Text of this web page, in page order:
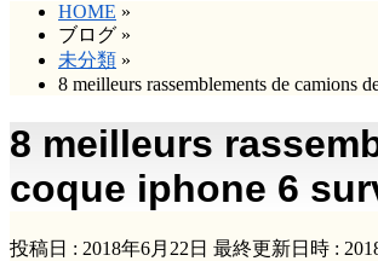
HOME »
ブログ »
未分類 »
8 meilleurs rassemblements de camions
8 meilleurs
coque iphone 6
投稿日 : 2018年6月22日 最終更新日時 :